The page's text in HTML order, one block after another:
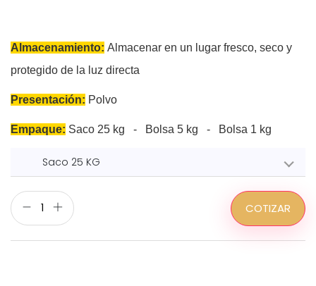
Almacenamiento: Almacenar en un lugar fresco, seco y
protegido de la luz directa
Presentación: Polvo
Empaque: Saco 25 kg - Bolsa 5 kg - Bolsa 1 kg
Saco 25 KG
COTIZAR